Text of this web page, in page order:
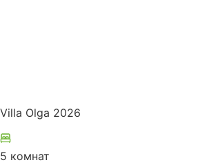
Villa Olga 2026
5 комнат